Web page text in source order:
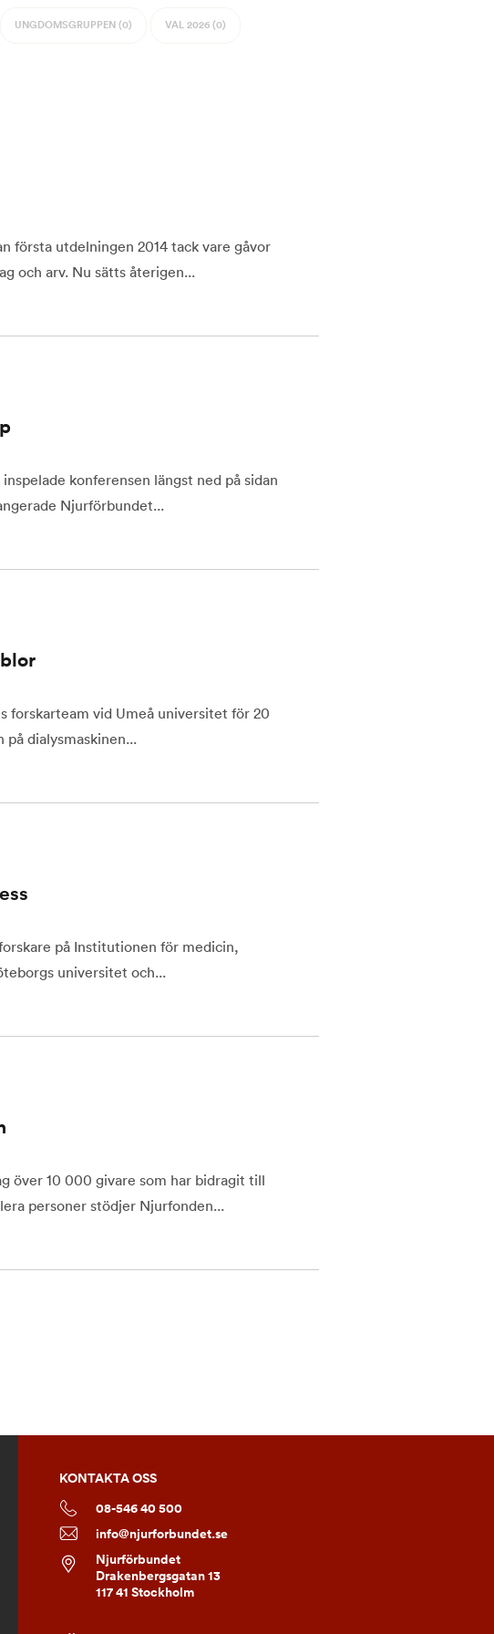
UNGDOMSGRUPPEN (0) VAL 2026 (0)
första utdelningen 2014 tack vare gåvor
och arv. Nu sätts återigen...
konferensen längst ned på sidan
Njurförbundet...
forskar­team vid Umeå universitet för 20
dialysmaskinen...
på Institutionen för medicin,
universitet och...
över 10 000 givare som har bidragit till
personer stödjer Njurfonden...
KONTAKTA OSS
08-546 40 500
info@njurforbundet.se
Njurförbundet
Drakenbergsgatan 13
117 41 Stockholm